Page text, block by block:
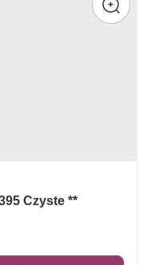
Czyste **